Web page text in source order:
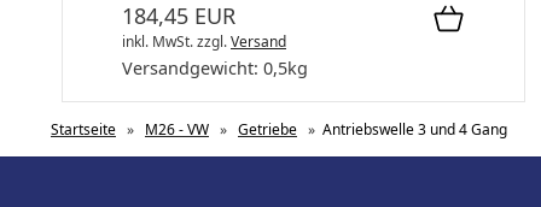
184,45 EUR
inkl. MwSt.zzgl.Versand
Versandgewicht: 0,5kg
Startseite » M26 - VW » Getriebe » Antriebswelle 3 und 4 Gang